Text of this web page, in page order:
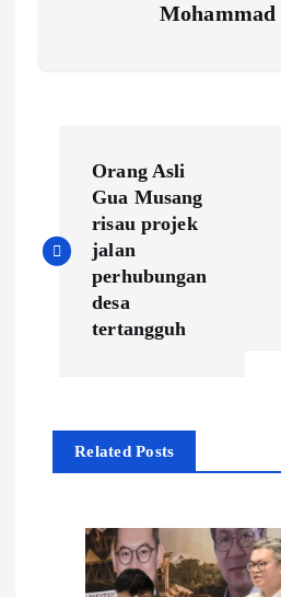
s
a
v
Orang Asli
Gua Musang
risau projek
jalan
perhubungan
desa
tertangguh
Related Posts